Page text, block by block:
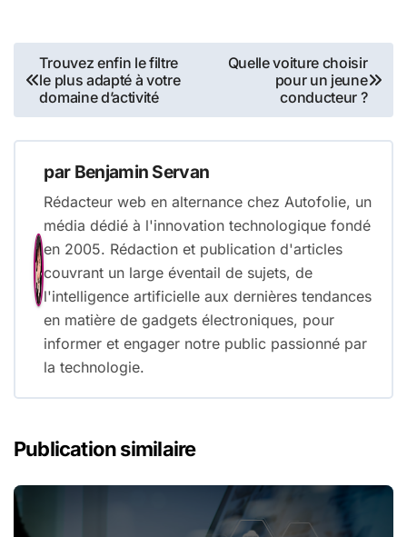
Navigation
de
l’article
Trouvez enfin le filtre
le plus adapté à votre
domaine d’activité
Quelle voiture choisir
pour un jeune
conducteur ?
par Benjamin Servan
Rédacteur web en alternance chez Autofolie, un
média dédié à l'innovation technologique fondé
en 2005. Rédaction et publication d'articles
couvrant un large éventail de sujets, de
l'intelligence artificielle aux dernières tendances
en matière de gadgets électroniques, pour
informer et engager notre public passionné par
la technologie.
Publication similaire